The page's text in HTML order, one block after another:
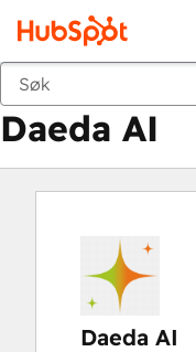
Markedsted
Daeda AI
Daeda AI